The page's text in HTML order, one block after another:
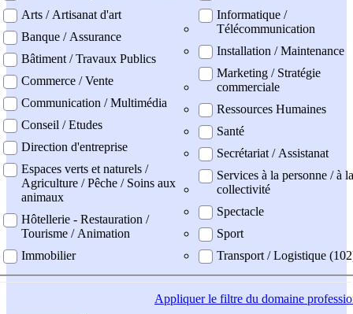
Arts / Artisanat d'art
Banque / Assurance
Bâtiment / Travaux Publics
Commerce / Vente
Communication / Multimédia
Conseil / Etudes
Direction d'entreprise
Espaces verts et naturels /
Agriculture / Pêche / Soins aux
animaux
Hôtellerie - Restauration /
Tourisme / Animation
Immobilier
Informatique /
Télécommunication
Installation / Maintenance
Marketing / Stratégie
commerciale
Ressources Humaines
Santé
Secrétariat / Assistanat
Services à la personne / à la
collectivité
Spectacle
Sport
Transport / Logistique
Appliquerle filtre du domaine